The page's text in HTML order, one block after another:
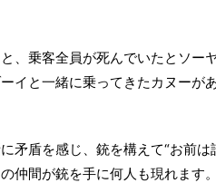
、乗客全員が死んでいたとソー
イと一緒に乗ってきたカヌーが
矛盾を感じ、銃を構えて“お前は
仲間が銃を手に何人も現れます。